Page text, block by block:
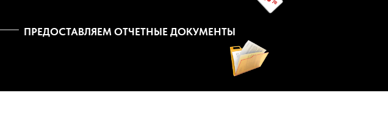
ПРЕДОСТАВЛЯЕМ ОТЧЕТНЫЕ ДОКУМЕНТЫ